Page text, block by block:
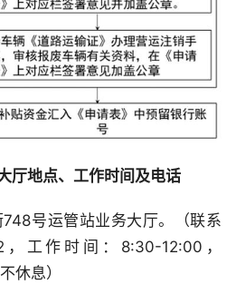
厅地点、工作时间及电话
号运管站业务大厅。（联系
，工作时间：8:30-12:00，
休息）